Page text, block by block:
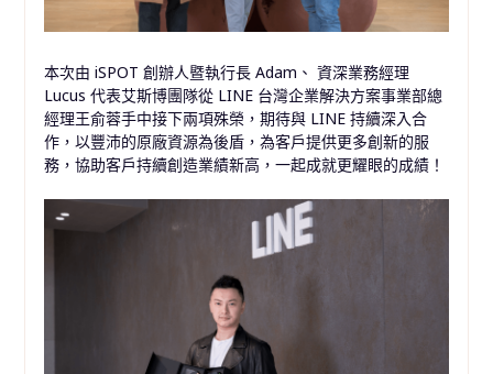
本次由 iSPOT 創辦人暨執行長 Adam、 資深業務經理
Lucus 代表艾斯博團隊從 LINE 台灣企業解決方案事業部總
經理王俞蓉手中接下兩項殊榮，期待與 LINE 持續深入合
作，以豐沛的原廠資源為後盾，為客戶提供更多創新的服
務，協助客戶持續創造業績新高，一起成就更耀眼的成績！